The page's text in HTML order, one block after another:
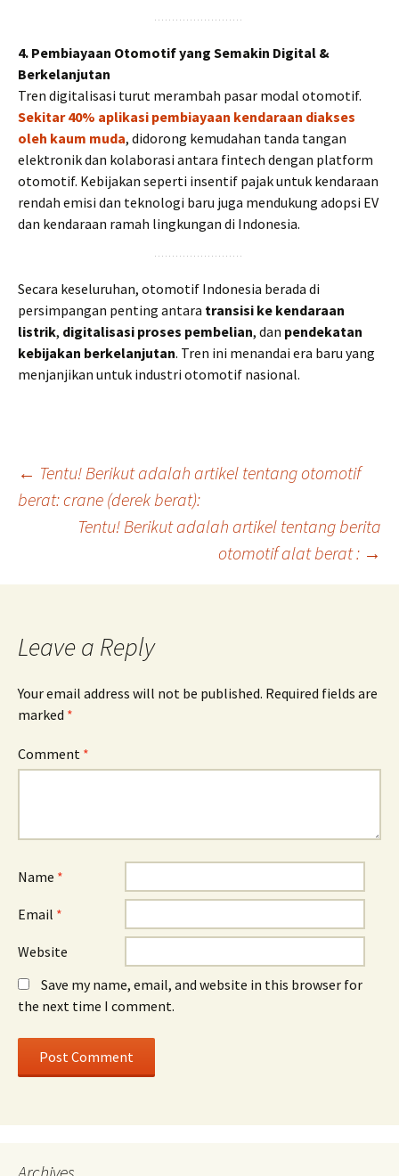
4. Pembiayaan Otomotif yang Semakin Digital &
Berkelanjutan
Tren digitalisasi turut merambah pasar modal otomotif.
Sekitar 40% aplikasi pembiayaan kendaraan diakses
oleh kaum muda, didorong kemudahan tanda tangan
elektronik dan kolaborasi antara fintech dengan platform
otomotif. Kebijakan seperti insentif pajak untuk kendaraan
rendah emisi dan teknologi baru juga mendukung adopsi EV
dan kendaraan ramah lingkungan di Indonesia.
Secara keseluruhan, otomotif Indonesia berada di
persimpangan penting antara transisi ke kendaraan
listrik, digitalisasi proses pembelian, dan pendekatan
kebijakan berkelanjutan. Tren ini menandai era baru yang
menjanjikan untuk industri otomotif nasional.
Post
navigation
← Tentu! Berikut adalah artikel tentang otomotif
berat: crane (derek berat):
Tentu! Berikut adalah artikel tentang berita
otomotif alat berat : →
Leave a Reply
Your email address will not be published. Required fields are
marked *
Comment *
Name *
Email *
Website
Save my name, email, and website in this browser for
the next time I comment.